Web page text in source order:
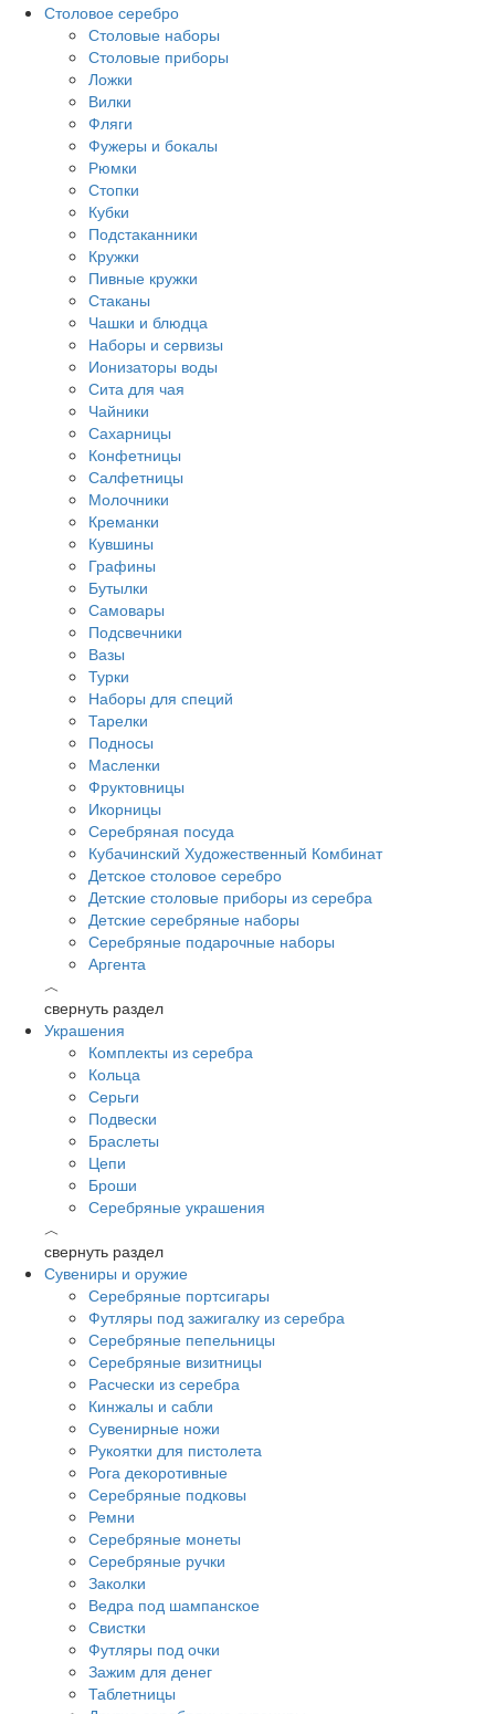
Столовое серебро
Столовые наборы
Столовые приборы
Ложки
Вилки
Фляги
Фужеры и бокалы
Рюмки
Стопки
Кубки
Подстаканники
Кружки
Пивные кружки
Стаканы
Чашки и блюдца
Наборы и сервизы
Ионизаторы воды
Сита для чая
Чайники
Сахарницы
Конфетницы
Салфетницы
Молочники
Креманки
Кувшины
Графины
Бутылки
Самовары
Подсвечники
Вазы
Турки
Наборы для специй
Тарелки
Подносы
Масленки
Фруктовницы
Икорницы
Серебряная посуда
Кубачинский Художественный Комбинат
Детское столовое серебро
Детские столовые приборы из серебра
Детские серебряные наборы
Серебряные подарочные наборы
Аргента
︿
свернуть раздел
Украшения
Комплекты из серебра
Кольца
Серьги
Подвески
Браслеты
Цепи
Броши
Серебряные украшения
︿
свернуть раздел
Сувениры и оружие
Серебряные портсигары
Футляры под зажигалку из серебра
Серебряные пепельницы
Серебряные визитницы
Расчески из серебра
Кинжалы и сабли
Сувенирные ножи
Рукоятки для пистолета
Рога декоротивные
Серебряные подковы
Ремни
Серебряные монеты
Серебряные ручки
Заколки
Ведра под шампанское
Свистки
Футляры под очки
Зажим для денег
Таблетницы